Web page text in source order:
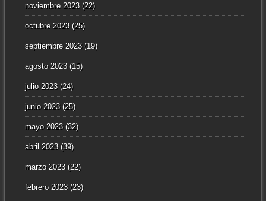
noviembre 2023(22)
octubre 2023(25)
septiembre 2023(19)
agosto 2023(15)
julio 2023(24)
junio 2023(25)
mayo 2023(32)
abril 2023(39)
marzo 2023(22)
febrero 2023(23)